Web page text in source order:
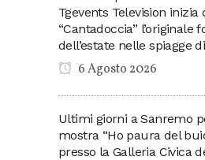
Tgevents Television inizia
“Cantadoccia” l’originale
dell’estate nelle spiagge
6 Agosto 2026
Ultimi giorni a Sanremo
mostra “Ho paura del
presso la Galleria Civica